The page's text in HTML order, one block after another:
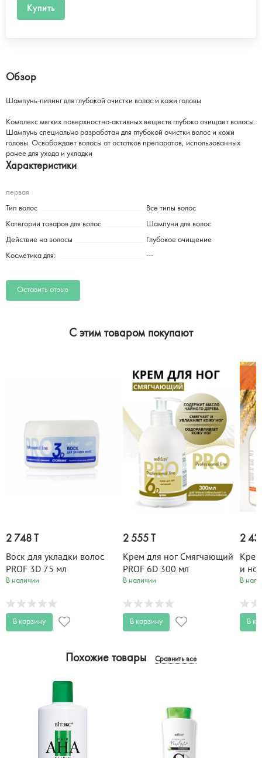
Купить
Обзор
Шампунь-пилинг для глубокой очистки волос и кожи головы
Комплекс мягких поверхностно-активных веществ глубоко очищает волосы.
Шампунь специально разработан для глубокой очистки волос и кожи
головы. Освобождает волосы от остатков препаратов, использованных
ранее для ухода и укладки
Характеристики
первая
Тип волос Все типы волос
Категории товаров для волос Шампуни для волос
Действие на волосы Глубокое очищение
Косметика для: ---
Оставить отзыв
C этим товаром покупают
2 748 T
Воск для укладки волос
PROF 3D 75 мл
В наличии
В корзину
2 555 T
Крем для ног Смягчающий
PROF 6D 300 мл
В наличии
В корзину
2
и
В
В
Похожие товары Сравнить все